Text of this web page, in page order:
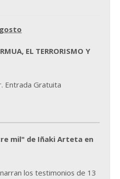
EL TERRORISMO Y
Entrada Gratuita
mil" de Iñaki Arteta en
los testimonios de 13